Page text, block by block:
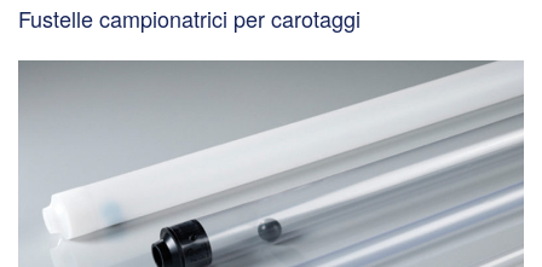
Fustelle campionatrici per carotaggi